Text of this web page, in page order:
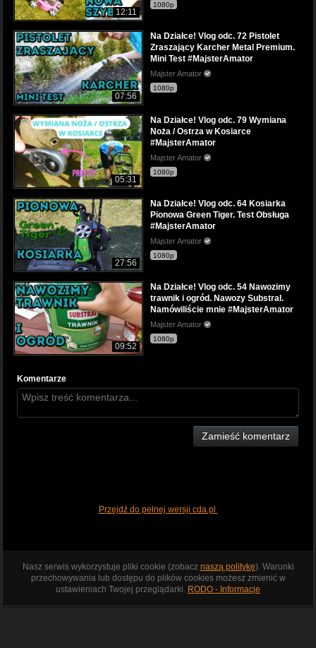
12:11
1080p
07:56
Na Działce! Vlog odc. 72 Pistolet
Zraszający Karcher Metal Premium.
Mini Test #MajsterAmator
Majster Amator
1080p
05:31
Na Działce! Vlog odc. 79 Wymiana
Noża / Ostrza w Kosiarce
#MajsterAmator
Majster Amator
1080p
27:56
Na Działce! Vlog odc. 64 Kosiarka
Pionowa Green Tiger. Test Obsługa
#MajsterAmator
Majster Amator
1080p
09:52
Na Działce! Vlog odc. 54 Nawozimy
trawnik i ogród. Nawozy Substral.
Namówiliście mnie #MajsterAmator
Majster Amator
1080p
Komentarze
Zamieść komentarz
Przejdź do pełnej wersji cda.pl
Nasz serwis wykorzystuje pliki cookie (zobacz naszą politykę). Warunki
przechowywania lub dostępu do plików cookies możesz zmienić w
ustawieniach Twojej przeglądarki. RODO - Informacje